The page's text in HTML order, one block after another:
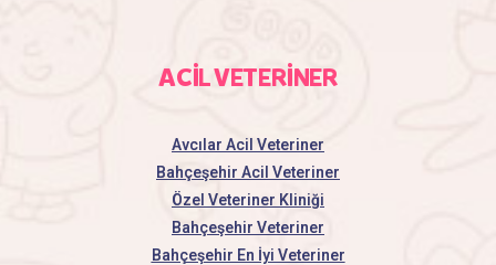
ACİL VETERİNER
Avcılar Acil Veteriner
Bahçeşehir Acil Veteriner
Özel Veteriner Kliniği
Bahçeşehir Veteriner
Bahçeşehir En İyi Veteriner